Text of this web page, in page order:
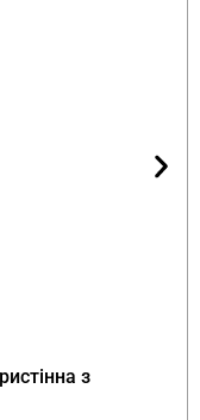
—
на
відрізняє
товарів. Це
з